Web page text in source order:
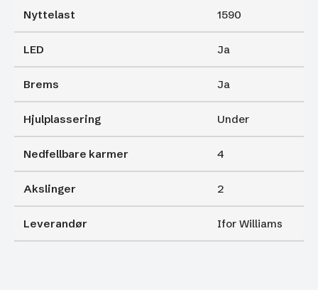
Nyttelast 1590
LED Ja
Brems Ja
Hjulplassering Under
Nedfellbare karmer 4
Akslinger 2
Leverandør Ifor Williams